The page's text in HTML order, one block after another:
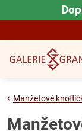
Manžetové